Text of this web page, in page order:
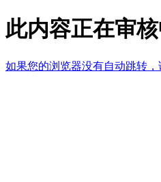
此内容正在审核
如果您的浏览器没有自动跳转，